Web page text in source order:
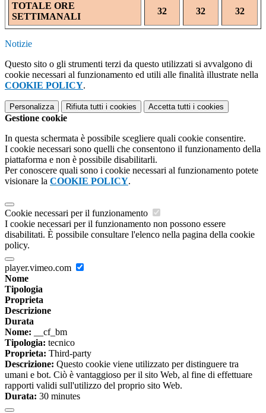
TOTALE ORE
SETTIMANALI
32 32 32
Notizie
Questo sito o gli strumenti terzi da questo utilizzati si avvalgono di
cookie necessari al funzionamento ed utili alle finalità illustrate nella
COOKIE POLICY.
Personalizza Rifiuta tutti i cookies Accetta tutti i cookies
Gestione cookie
In questa schermata è possibile scegliere quali cookie consentire.
I cookie necessari sono quelli che consentono il funzionamento della
piattaforma e non è possibile disabilitarli.
Per conoscere quali sono i cookie necessari al funzionamento potete
visionare la COOKIE POLICY.
Cookie necessari per il funzionamento
I cookie necessari per il funzionamento non possono essere
disabilitati. È possibile consultare l'elenco nella pagina della cookie
policy.
player.vimeo.com
Nome
Tipologia
Proprieta
Descrizione
Durata
Nome: __cf_bm
Tipologia: tecnico
Proprieta: Third-party
Descrizione: Questo cookie viene utilizzato per distinguere tra
umani e bot. Ciò è vantaggioso per il sito Web, al fine di effettuare
rapporti validi sull'utilizzo del proprio sito Web.
Durata: 30 minutes